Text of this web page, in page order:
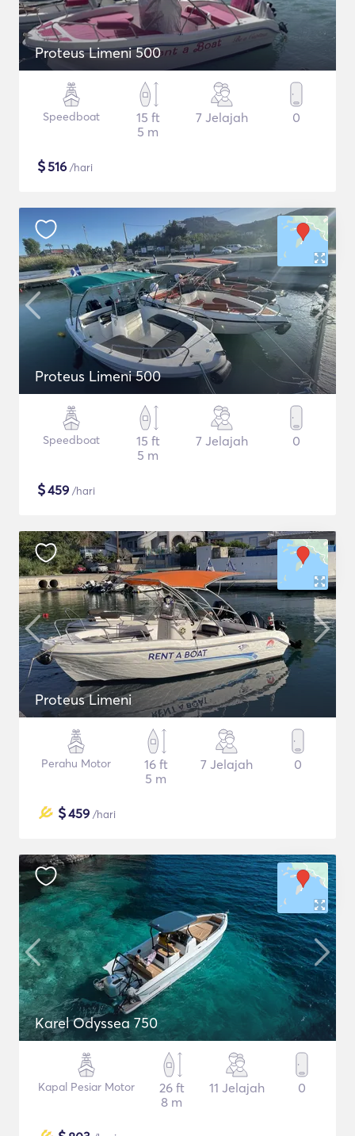
Proteus Limeni 500
Speedboat
15 ft
5 m
7 Jelajah 0
$516 /hari
Proteus Limeni 500
Speedboat
15 ft
5 m
7 Jelajah 0
$459 /hari
Proteus Limeni
Perahu Motor
16 ft
5 m
7 Jelajah 0
$459 /hari
Karel Odyssea 750
Kapal Pesiar Motor
26 ft
8 m
11 Jelajah 0